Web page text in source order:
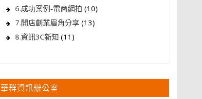
6.成功案例-電商網拍 (10)
7.開店創業眉角分享 (13)
8.資訊3C新知 (11)
華群資訊辦公室